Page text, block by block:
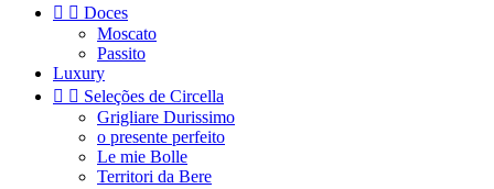
  Doces
Moscato
Passito
Luxury
  Seleções de Circella
Grigliare Durissimo
o presente perfeito
Le mie Bolle
Territori da Bere